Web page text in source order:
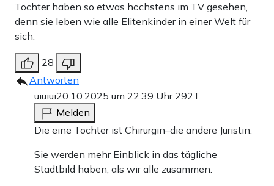
Töchter haben so etwas höchstens im TV gesehen,
denn sie leben wie alle Elitenkinder in einer Welt für
sich.
28
Antworten
uiuiui20.10.2025 um 22:39 Uhr 292T
Melden
Die eine Tochter ist Chirurgin–die andere Juristin.
Sie werden mehr Einblick in das tägliche
Stadtbild haben, als wir alle zusammen.